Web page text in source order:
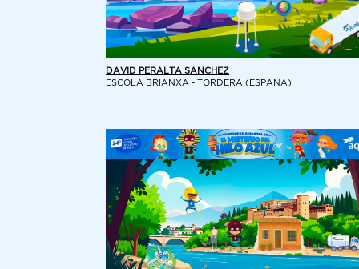
DAVID PERALTA SANCHEZ
ESCOLA BRIANXA - TORDERA (ESPAÑA)